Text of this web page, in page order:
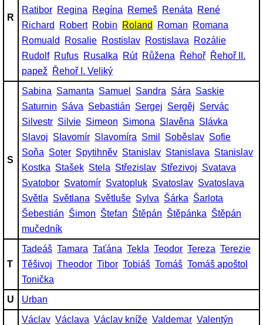
R
Ratibor Regina Regína Remeš Renáta
René
Richard
Robert Robin Roland Roman
Romana
Romuald
Rosalie Rostislav Rostislava
Rozálie
Rudolf Rufus Rusalka Rút Růžena Řehoř Řehoř II.
papež
Řehoř I. Veliký
S
Sabina Samanta Samuel Sandra Sára Saskie
Saturnin Sáva Sebastián Sergej Sergěj Servác
Silvestr Silvie Simeon Simona Slavěna Slávka
Slavoj Slavomír Slavomíra Smil Soběslav Sofie
Soňa Soter Spytihněv Stanislav Stanislava Stanislav
Kostka Stašek Stela Střezislav Střezivoj Svatava
Svatobor Svatomír Svatopluk Svatoslav Svatoslava
Světla Světlana Světluše Sylva Šárka Šarlota
Šebestián Šimon Štefan Štěpán Štěpánka Štěpán
mučedník
T
Tadeáš Tamara Taťána Tekla Teodor Tereza Terezie
Těšivoj Theodor Tibor Tobiáš Tomáš Tomáš apoštol
Tonička
U
Urban
Václav Václava Václav kníže Valdemar Valentýn